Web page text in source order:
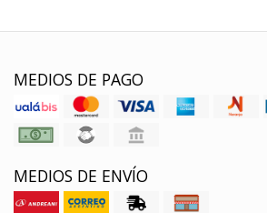
MEDIOS DE PAGO
MEDIOS DE ENVÍO